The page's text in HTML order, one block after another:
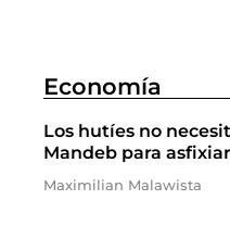
Economía
Los hutíes no
Mandeb para
Maximilian Malawista